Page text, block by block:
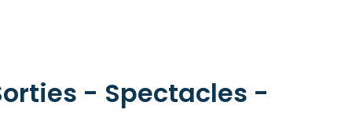
- Spectacles -